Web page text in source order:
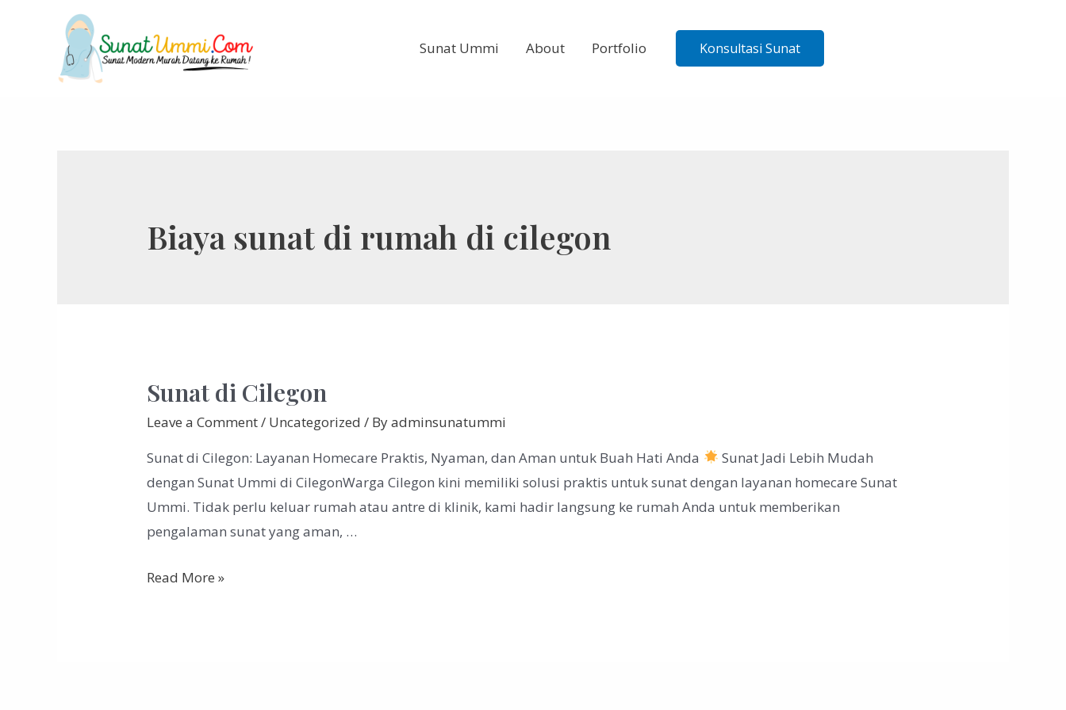
Sunat Ummi About Portfolio Konsultasi Sunat
Biaya sunat di rumah di cilegon
Sunat di Cilegon
Leave a Comment/ Uncategorized / Byadminsunatummi
Sunat di Cilegon: Layanan Homecare Praktis, Nyaman, dan Aman untuk Buah Hati Anda
Sunat Jadi Lebih Mudah
dengan Sunat Ummi di CilegonWarga Cilegon kini memiliki solusi praktis untuk sunat dengan layanan homecare Sunat
Ummi. Tidak perlu keluar rumah atau antre di klinik, kami hadir langsung ke rumah Anda untuk memberikan
pengalaman sunat yang aman, …
Read More »